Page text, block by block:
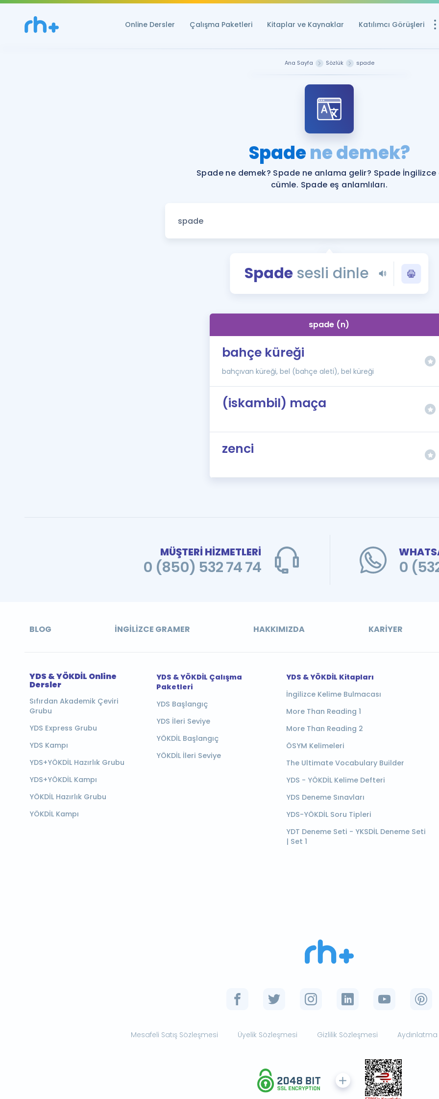
Online Dersler Çalışma Paketleri Kitaplar ve Kaynaklar Katılımcı Görüşleri
YDS ve YÖKDİL
Rehberlik Aracı
YDS ve YÖKDİL'e
Tüm ÖSYM
YDS - YÖKDİL
İngilizce Gramer
Ana Sayfa Sözlük spade
Spadene demek?
Spade ne demek? Spade ne anlama gelir? Spade İngilizce
cümle. Spade eş anlamlıları.
Spade sesli dinle
spade (n)
bahçe küreği
bahçıvan küreği, bel (bahçe aleti), bel küreği
(iskambil) maça
zenci
MÜŞTERİ HİZMETLERİ
0 (850) 532 74 74 0
BLOG İNGILIZCE GRAMER HAKKIMIZDA KARIYER
YDS & YÖKDİL Online
Dersler
Sıfırdan Akademik Çeviri
Grubu
YDS Express Grubu
YDS Kampı
YDS+YÖKDİL Hazırlık Grubu
YDS+YÖKDİL Kampı
YÖKDİL Hazırlık Grubu
YÖKDİL Kampı
YDS & YÖKDİL Çalışma
Paketleri
YDS Başlangıç
YDS İleri Seviye
YÖKDİL Başlangıç
YÖKDİL İleri Seviye
YDS & YÖKDİL Kitapları
İngilizce Kelime Bulmacası
More Than Reading 1
More Than Reading 2
ÖSYM Kelimeleri
The Ultimate Vocabulary Builder
YDS - YÖKDİL Kelime Defteri
YDS Deneme Sınavları
YDS-YÖKDİL Soru Tipleri
YDT Deneme Seti - YKSDİL Deneme Seti
| Set 1
Mesafeli Satış Sözleşmesi Üyelik Sözleşmesi Gizlilik Sözleşmesi